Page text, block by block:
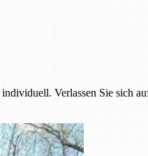
Verlassen Sie sich